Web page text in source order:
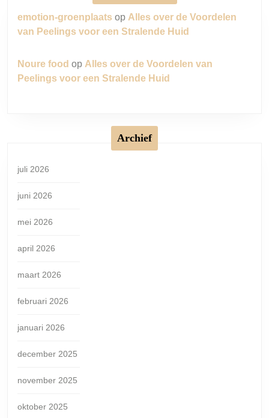
emotion-groenplaats op Alles over de Voordelen
van Peelings voor een Stralende Huid
Noure food op Alles over de Voordelen van
Peelings voor een Stralende Huid
Archief
juli 2026
juni 2026
mei 2026
april 2026
maart 2026
februari 2026
januari 2026
december 2025
november 2025
oktober 2025